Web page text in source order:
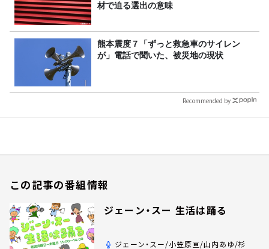
材で迫る選出の意味
熊本震度７「ずっと救急車のサイレン
が」電話で聞いた、被災地の現状
Recommended by
この記事の番組情報
ジェーン・スー 生活は踊る
ジェーン・スー/小笠原亘/山内あゆ/杉